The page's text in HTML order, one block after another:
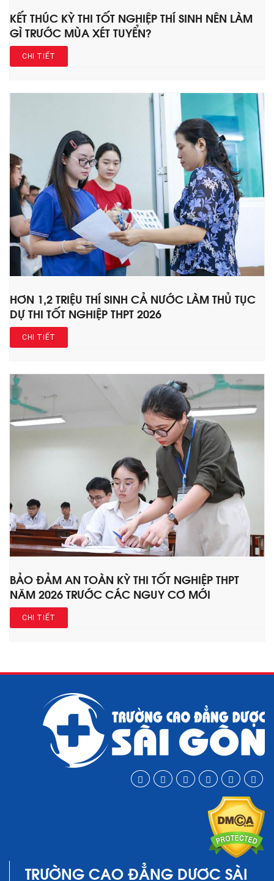
KẾT THÚC KỲ THI TỐT NGHIỆP THÍ SINH NÊN LÀM
GÌ TRƯỚC MÙA XÉT TUYỂN?
CHI TIẾT
HƠN 1,2 TRIỆU THÍ SINH CẢ NƯỚC LÀM THỦ TỤC
DỰ THI TỐT NGHIỆP THPT 2026
CHI TIẾT
BẢO ĐẢM AN TOÀN KỲ THI TỐT NGHIỆP THPT
NĂM 2026 TRƯỚC CÁC NGUY CƠ MỚI
CHI TIẾT
TRƯỜNG CAO ĐẲNG DƯỢC SÀI